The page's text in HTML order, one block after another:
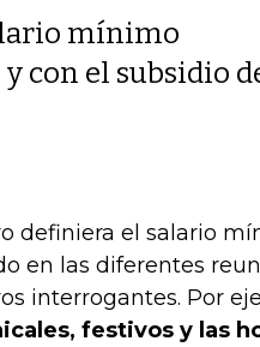
mínimo
y con el subsidio
definiera el salario
en las diferentes
interrogantes. Por
festivos y las